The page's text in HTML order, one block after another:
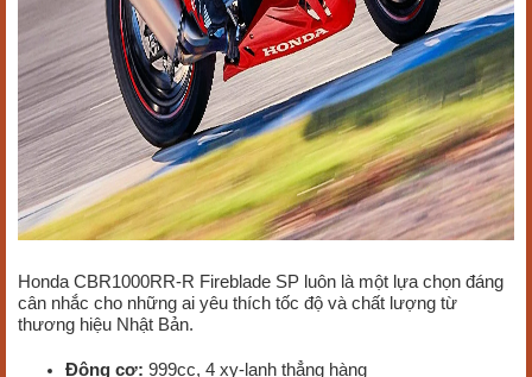
Honda CBR1000RR-R Fireblade SP luôn là một lựa chọn đáng
cân nhắc cho những ai yêu thích tốc độ và chất lượng từ
thương hiệu Nhật Bản.
Động cơ: 999cc, 4 xy-lanh thẳng hàng